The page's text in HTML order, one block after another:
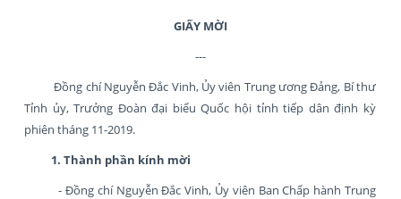
GIẤY MỜI
---
Đồng chí Nguyễn Đắc Vinh, Ủy viên Trung ương Đảng, Bí thư
Tỉnh ủy, Trưởng Đoàn đại biểu Quốc hội tỉnh tiếp dân định kỳ
phiên tháng 11-2019.
1. Thành phần kính mời
- Đồng chí Nguyễn Đắc Vinh, Ủy viên Ban Chấp hành Trung